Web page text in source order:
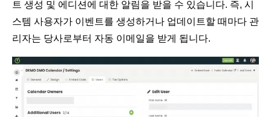
트 생성 및 에디션에 대한 알림을 받을 수 있습니다. 즉, 시
스템 사용자가 이벤트를 생성하거나 업데이트할 때마다 관
리자는 당사로부터 자동 이메일을 받게 됩니다.